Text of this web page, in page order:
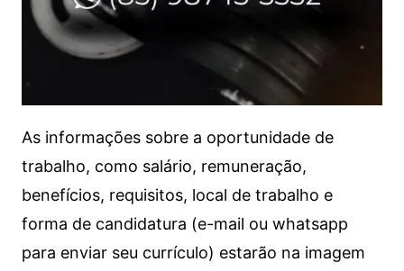
As informações sobre a oportunidade de
trabalho, como salário, remuneração,
benefícios, requisitos, local de trabalho e
forma de candidatura (e-mail ou whatsapp
para enviar seu currículo) estarão na imagem